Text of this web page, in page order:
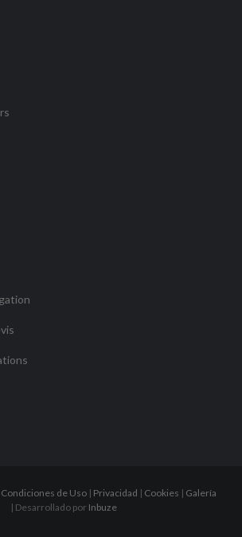
Condiciones de Uso| Privacidad | Cookies | Galería
| Desarrollado por Inbuze